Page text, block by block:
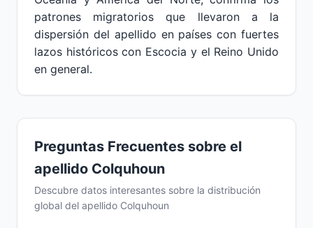
patrones migratorios que llevaron a la
dispersión del apellido en países con fuertes
lazos históricos con Escocia y el Reino Unido
en general.
Preguntas Frecuentes sobre el
apellido Colquhoun
Descubre datos interesantes sobre la distribución
global del apellido Colquhoun